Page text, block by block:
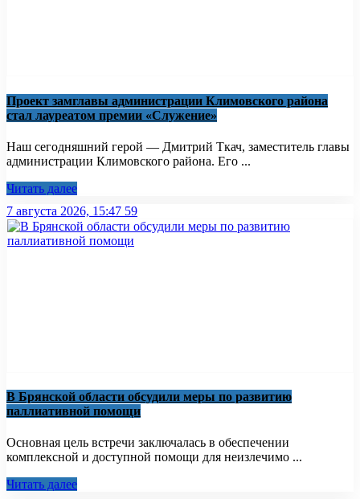
Проект замглавы администрации Климовского района
стал лауреатом премии «Служение»
Наш сегодняшний герой — Дмитрий Ткач, заместитель главы
администрации Климовского района. Его ...
Читать далее
7 августа 2026, 15:47 59
В Брянской области обсудили меры по развитию
паллиативной помощи
Основная цель встречи заключалась в обеспечении
комплексной и доступной помощи для неизлечимо ...
Читать далее